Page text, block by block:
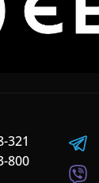
321
800